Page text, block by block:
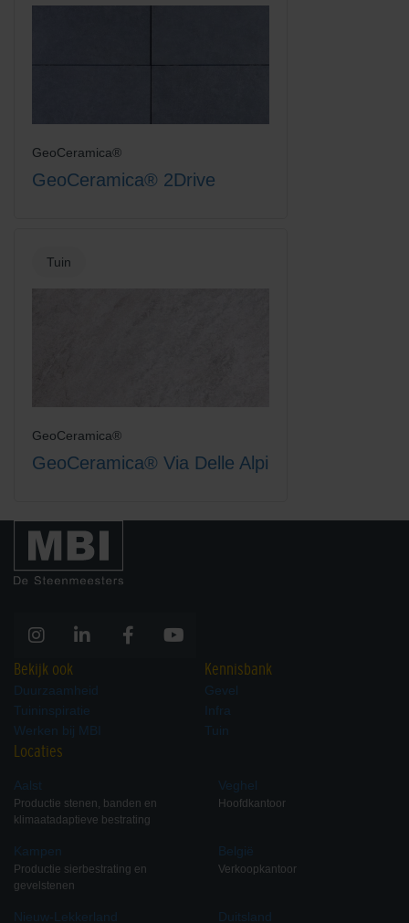
GeoCeramica®
GeoCeramica® 2Drive
Tuin
GeoCeramica®
GeoCeramica® Via Delle Alpi
Bekijk ook
Duurzaamheid
Tuininspiratie
Werken bij MBI
Kennisbank
Gevel
Infra
Tuin
Locaties
Aalst
Productie stenen, banden en
klimaatadaptieve bestrating
Kampen
Productie sierbestrating en
gevelstenen
Nieuw-Lekkerland
Veghel
Hoofdkantoor
België
Verkoopkantoor
Duitsland